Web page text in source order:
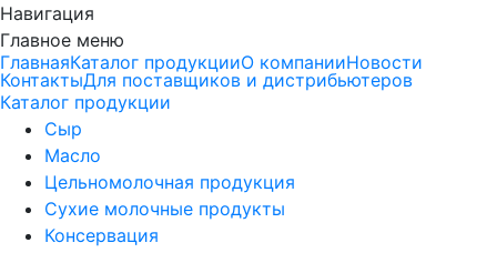
Навигация
Главное меню
ГлавнаяКаталог продукцииО компанииНовости
КонтактыДля поставщиков и дистрибьютеров
Каталог продукции
Сыр
Масло
Цельномолочная продукция
Сухие молочные продукты
Консервация